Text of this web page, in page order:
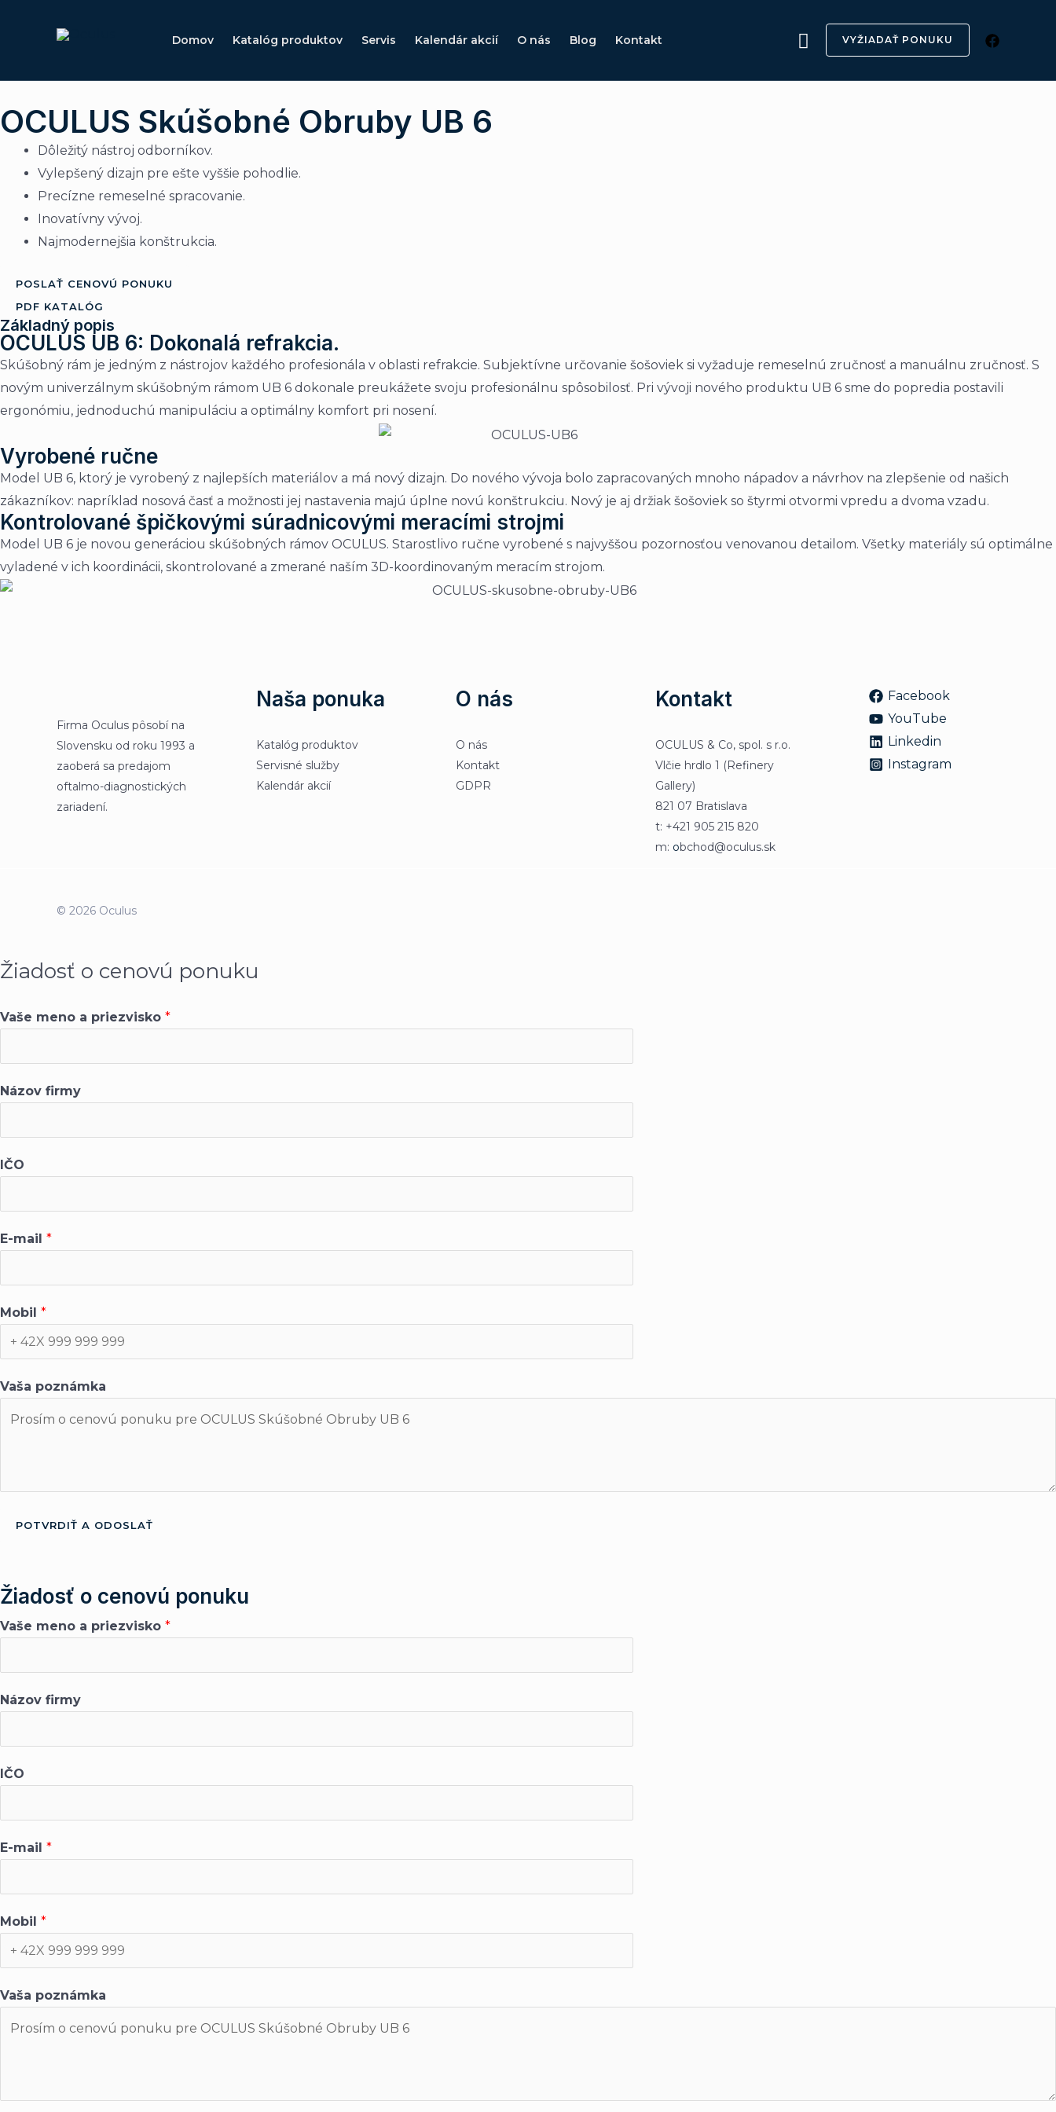
Domov Katalóg produktov Servis Kalendár akcií O nás Blog Kontakt HľadaťVYŽIADAŤ PONUKU
OCULUS Skúšobné Obruby UB 6
Dôležitý nástroj odborníkov.
Vylepšený dizajn pre ešte vyššie pohodlie.
Precízne remeselné spracovanie.
Inovatívny vývoj.
Najmodernejšia konštrukcia.
POSLAŤ CENOVÚ PONUKU
PDF KATALÓG
Základný popis
OCULUS UB 6: Dokonalá refrakcia.
Skúšobný rám je jedným z nástrojov každého profesionála v oblasti refrakcie. Subjektívne určovanie šošoviek si vyžaduje remeselnú zručnosť a manuálnu zručnosť. S
novým univerzálnym skúšobným rámom UB 6 dokonale preukážete svoju profesionálnu spôsobilosť. Pri vývoji nového produktu UB 6 sme do popredia postavili
ergonómiu, jednoduchú manipuláciu a optimálny komfort pri nosení.
Vyrobené ručne
Model UB 6, ktorý je vyrobený z najlepších materiálov a má nový dizajn. Do nového vývoja bolo zapracovaných mnoho nápadov a návrhov na zlepšenie od našich
zákazníkov: napríklad nosová časť a možnosti jej nastavenia majú úplne novú konštrukciu. Nový je aj držiak šošoviek so štyrmi otvormi vpredu a dvoma vzadu.
Kontrolované špičkovými súradnicovými meracími strojmi
Model UB 6 je novou generáciou skúšobných rámov OCULUS. Starostlivo ručne vyrobené s najvyššou pozornosťou venovanou detailom. Všetky materiály sú optimálne
vyladené v ich koordinácii, skontrolované a zmerané naším 3D-koordinovaným meracím strojom.
Firma Oculus pôsobí na
Slovensku od roku 1993 a
zaoberá sa predajom
oftalmo-diagnostických
zariadení.
Naša ponuka
Katalóg produktov
Servisné služby
Kalendár akcií
O nás
O nás
Kontakt
GDPR
Kontakt
OCULUS & Co, spol. s r.o.
Vlčie hrdlo 1 (Refinery
Gallery)
821 07 Bratislava
t: +421 905 215 820
m: obchod@oculus.sk
Facebook
YouTube
Linkedin
Instagram
© 2026 Oculus
Žiadosť o cenovú ponuku
Vaše meno a priezvisko *
Názov firmy
IČO
E-mail *
Mobil *
Vaša poznámka
POTVRDIŤ A ODOSLAŤ
Žiadosť o cenovú ponuku
Vaše meno a priezvisko *
Názov firmy
IČO
E-mail *
Mobil *
Vaša poznámka